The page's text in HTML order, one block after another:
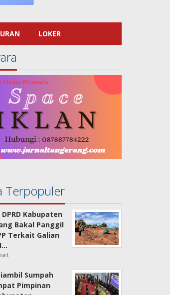
LOKER
Terpopuler
Kabupaten
Bakal Panggil
Terkait Galian
Sumpah
Pimpinan